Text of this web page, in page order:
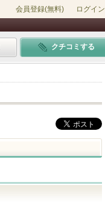
会員登録(無料) ログイン
クチコミする